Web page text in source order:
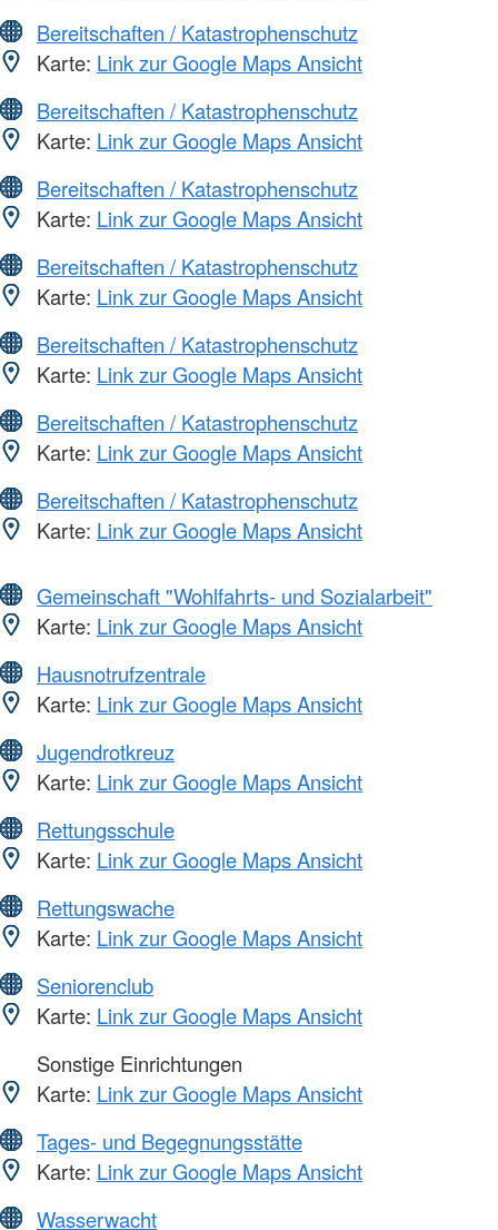
Bereitschaften / Katastrophenschutz
Karte: Link zur Google Maps Ansicht
Bereitschaften / Katastrophenschutz
Karte: Link zur Google Maps Ansicht
Bereitschaften / Katastrophenschutz
Karte: Link zur Google Maps Ansicht
Bereitschaften / Katastrophenschutz
Karte: Link zur Google Maps Ansicht
Bereitschaften / Katastrophenschutz
Karte: Link zur Google Maps Ansicht
Bereitschaften / Katastrophenschutz
Karte: Link zur Google Maps Ansicht
Bereitschaften / Katastrophenschutz
Karte: Link zur Google Maps Ansicht
Gemeinschaft "Wohlfahrts- und Sozialarbeit"
Karte: Link zur Google Maps Ansicht
Hausnotrufzentrale
Karte: Link zur Google Maps Ansicht
Jugendrotkreuz
Karte: Link zur Google Maps Ansicht
Rettungsschule
Karte: Link zur Google Maps Ansicht
Rettungswache
Karte: Link zur Google Maps Ansicht
Seniorenclub
Karte: Link zur Google Maps Ansicht
Sonstige Einrichtungen
Karte: Link zur Google Maps Ansicht
Tages- und Begegnungsstätte
Karte: Link zur Google Maps Ansicht
Wasserwacht